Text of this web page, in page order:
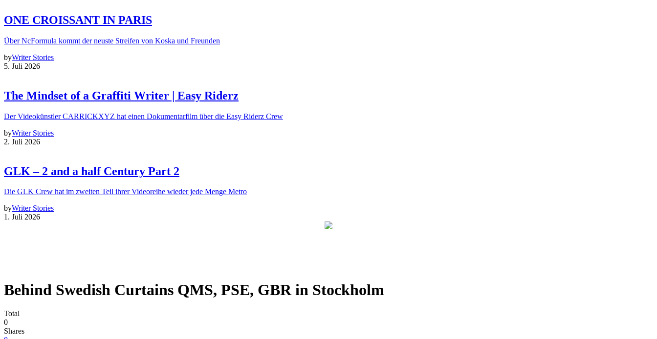
ONE CROISSANT IN PARIS
Über NcFormula kommt der neuste Streifen von Koska und Freunden
byWriter Stories
5. Juli 2026
The Mindset of a Graffiti Writer | Easy Riderz
Der Videokünstler CARRICKXYZ hat einen Dokumentarfilm über die Easy Riderz Crew
byWriter Stories
2. Juli 2026
GLK – 2 and a half Century Part 2
Die GLK Crew hat im zweiten Teil ihrer Videoreihe wieder jede Menge Metro
byWriter Stories
1. Juli 2026
Behind Swedish Curtains QMS, PSE, GBR in Stockholm
Total
0
Shares